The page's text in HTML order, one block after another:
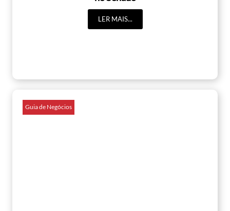
LER MAIS...
Guia de Negócios